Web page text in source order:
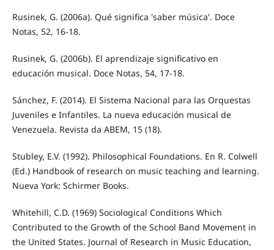
Rusinek, G. (2006a). Qué significa 'saber música'. Doce
Notas, 52, 16-18.
Rusinek, G. (2006b). El aprendizaje significativo en
educación musical. Doce Notas, 54, 17-18.
Sánchez, F. (2014). El Sistema Nacional para las Orquestas
Juveniles e Infantiles. La nueva educación musical de
Venezuela. Revista da ABEM, 15 (18).
Stubley, E.V. (1992). Philosophical Foundations. En R. Colwell
(Ed.) Handbook of research on music teaching and learning.
Nueva York: Schirmer Books.
Whitehill, C.D. (1969) Sociological Conditions Which
Contributed to the Growth of the School Band Movement in
the United States. Journal of Research in Music Education,